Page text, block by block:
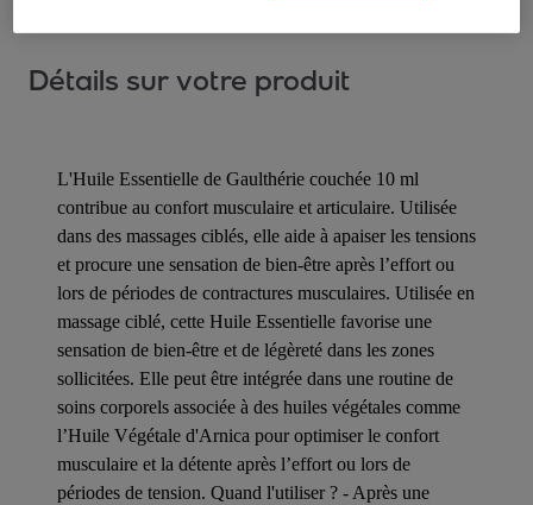
Détails sur votre produit
L'Huile Essentielle de Gaulthérie couchée 10 ml
contribue au confort musculaire et articulaire. Utilisée
dans des massages ciblés, elle aide à apaiser les tensions
et procure une sensation de bien-être après l’effort ou
lors de périodes de contractures musculaires. Utilisée en
massage ciblé, cette Huile Essentielle favorise une
sensation de bien-être et de légèreté dans les zones
sollicitées. Elle peut être intégrée dans une routine de
soins corporels associée à des huiles végétales comme
l’Huile Végétale d'Arnica pour optimiser le confort
musculaire et la détente après l’effort ou lors de
périodes de tension. Quand l'utiliser ? - Après une